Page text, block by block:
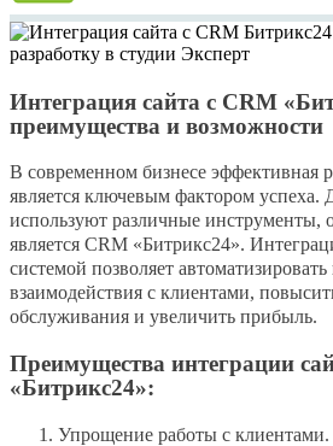
Интеграция сайта с CRM
преимущества и возможности
В современном бизнесе эффективная
является ключевым фактором успеха.
используют различные инструменты,
является CRM «Битрикс24».
системой позволяет
взаимодействия с клиентами,
обслуживания и увеличить прибыль.
Преимущества интеграции
«Битрикс24»:
Упрощение работы с клиентами.